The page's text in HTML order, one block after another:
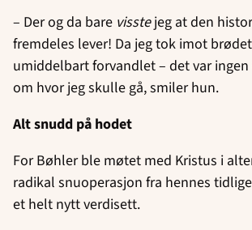
– Der og da bare visstejeg at den
fremdeles lever! Da jeg tok imot
umiddelbart forvandlet – det var
om hvor jeg skulle gå, smiler hun.
Alt snudd på hodet
For Bøhler ble møtet med Kristus i
radikal snuoperasjon fra hennes
et helt nytt verdisett.